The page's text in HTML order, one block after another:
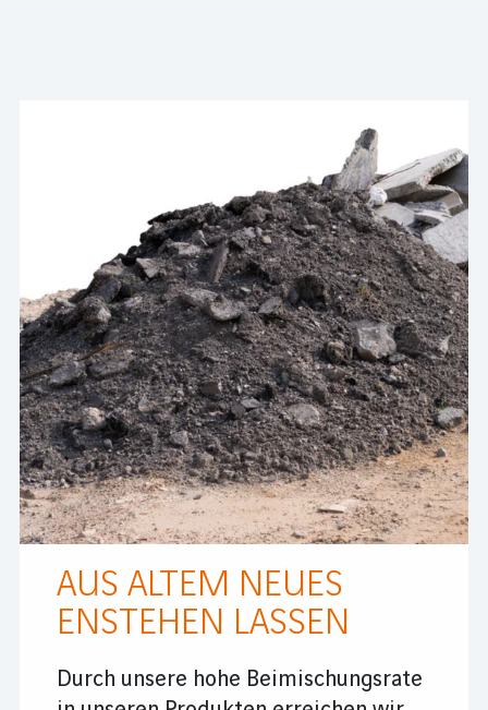
AUS ALTEM NEUES
ENSTEHEN LASSEN
Durch unsere hohe Beimischungsrate